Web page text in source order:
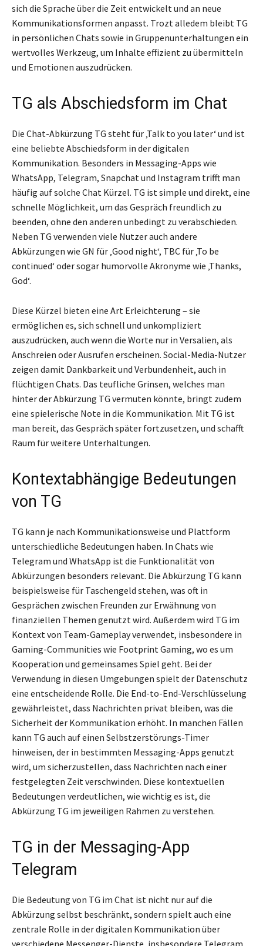
sich die Sprache über die Zeit entwickelt und an neue
Kommunikationsformen anpasst. Trozt alledem bleibt TG
in persönlichen Chats sowie in Gruppenunterhaltungen ein
wertvolles Werkzeug, um Inhalte effizient zu übermitteln
und Emotionen auszudrücken.
TG als Abschiedsform im Chat
Die Chat-Abkürzung TG steht für ‚Talk to you later‘ und ist
eine beliebte Abschiedsform in der digitalen
Kommunikation. Besonders in Messaging-Apps wie
WhatsApp, Telegram, Snapchat und Instagram trifft man
häufig auf solche Chat Kürzel. TG ist simple und direkt, eine
schnelle Möglichkeit, um das Gespräch freundlich zu
beenden, ohne den anderen unbedingt zu verabschieden.
Neben TG verwenden viele Nutzer auch andere
Abkürzungen wie GN für ‚Good night‘, TBC für ‚To be
continued‘ oder sogar humorvolle Akronyme wie ‚Thanks,
God‘.
Diese Kürzel bieten eine Art Erleichterung – sie
ermöglichen es, sich schnell und unkompliziert
auszudrücken, auch wenn die Worte nur in Versalien, als
Anschreien oder Ausrufen erscheinen. Social-Media-Nutzer
zeigen damit Dankbarkeit und Verbundenheit, auch in
flüchtigen Chats. Das teufliche Grinsen, welches man
hinter der Abkürzung TG vermuten könnte, bringt zudem
eine spielerische Note in die Kommunikation. Mit TG ist
man bereit, das Gespräch später fortzusetzen, und schafft
Raum für weitere Unterhaltungen.
Kontextabhängige Bedeutungen
von TG
TG kann je nach Kommunikationsweise und Plattform
unterschiedliche Bedeutungen haben. In Chats wie
Telegram und WhatsApp ist die Funktionalität von
Abkürzungen besonders relevant. Die Abkürzung TG kann
beispielsweise für Taschengeld stehen, was oft in
Gesprächen zwischen Freunden zur Erwähnung von
finanziellen Themen genutzt wird. Außerdem wird TG im
Kontext von Team-Gameplay verwendet, insbesondere in
Gaming-Communities wie Footprint Gaming, wo es um
Kooperation und gemeinsames Spiel geht. Bei der
Verwendung in diesen Umgebungen spielt der Datenschutz
eine entscheidende Rolle. Die End-to-End-Verschlüsselung
gewährleistet, dass Nachrichten privat bleiben, was die
Sicherheit der Kommunikation erhöht. In manchen Fällen
kann TG auch auf einen Selbstzerstörungs-Timer
hinweisen, der in bestimmten Messaging-Apps genutzt
wird, um sicherzustellen, dass Nachrichten nach einer
festgelegten Zeit verschwinden. Diese kontextuellen
Bedeutungen verdeutlichen, wie wichtig es ist, die
Abkürzung TG im jeweiligen Rahmen zu verstehen.
TG in der Messaging-App
Telegram
Die Bedeutung von TG im Chat ist nicht nur auf die
Abkürzung selbst beschränkt, sondern spielt auch eine
zentrale Rolle in der digitalen Kommunikation über
verschiedene Messenger-Dienste, insbesondere Telegram.